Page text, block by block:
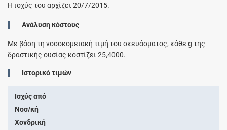
Η ισχύς του αρχίζει 20/7/2015.
Ανάλυση κόστους
Με βάση τη νοσοκομειακή τιμή του σκευάσματος, κάθεg της
δραστικής ουσίας κοστίζει25,4000.
Ιστορικό τιμών
Ισχύς από
Νοσ/κή
Χονδρική